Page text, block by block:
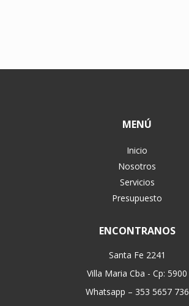
MENÚ
Inicio
Nosotros
Servicios
Presupuesto
ENCONTRANOS
Santa Fe 2241
Villa Maria Cba - Cp: 5900
Whatsapp – 353 5657 736